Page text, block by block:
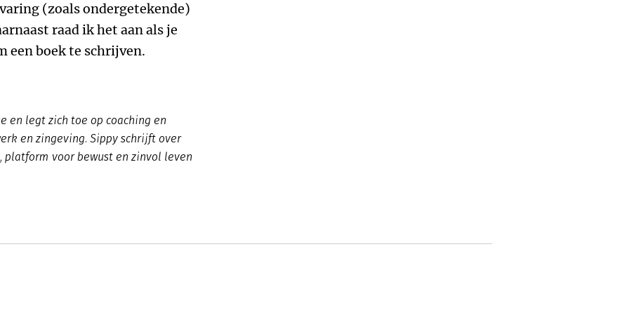
(zoals ondergetekende)
raad ik het aan als je
een boek te schrijven.
en legt zich toe op coaching en
en zingeving. Sippy schrijft over
voor bewust en zinvol leven